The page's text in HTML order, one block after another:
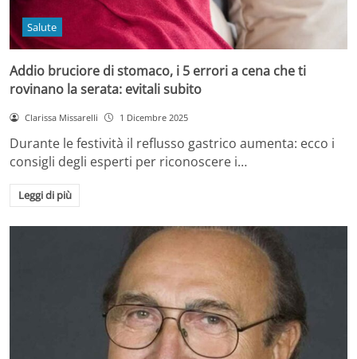
Salute
Addio bruciore di stomaco, i 5 errori a cena che ti
rovinano la serata: evitali subito
Clarissa Missarelli 1 Dicembre 2025
Durante le festività il reflusso gastrico aumenta: ecco i
consigli degli esperti per riconoscere i…
Leggi di più